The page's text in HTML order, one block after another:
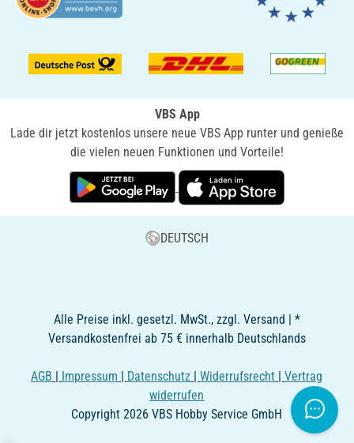
VBS App
Lade dir jetzt kostenlos unsere neue VBS App runter und genieße
die vielen neuen Funktionen und Vorteile!
DEUTSCH
Alle Preise inkl. gesetzl. MwSt., zzgl. Versand | *
Versandkostenfrei ab 75 € innerhalb Deutschlands
AGB | Impressum | Datenschutz |Widerrufsrecht |Vertrag
widerrufen
Copyright 2026 VBS Hobby Service GmbH